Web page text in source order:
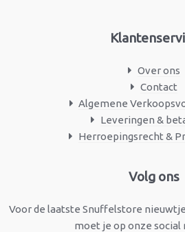
Over ons
Contact
Algemene
Leveringen &
Herroepingsrecht &
Volg ons
Voor de laatste Snuffelstore
moet je op onze social